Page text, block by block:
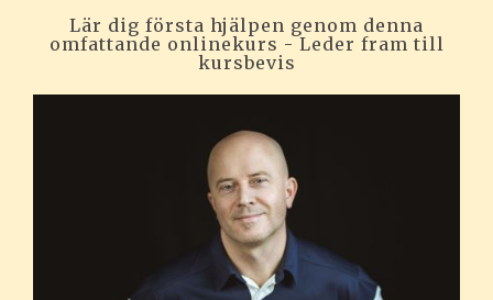
Lär dig första hjälpen genom denna
omfattande onlinekurs - Leder fram till
kursbevis